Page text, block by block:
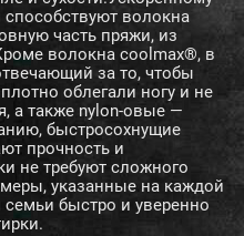
волокна
часть пряжи, из
волокна coolmax®, в
за то, чтобы
облегали ногу и не
а также nylon-овые —
быстросохнущие
прочность и
не требуют сложного
указанные на каждой
быстро и уверенно